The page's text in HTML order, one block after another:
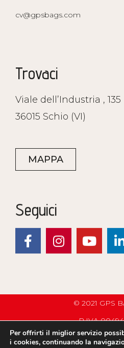
cv@gpsbags.com
Trovaci
Viale dell’Industria , 135
36015 Schio (VI)
MAPPA
Seguici
© 2021 GPS
P.IVA
PRIVACY
Per offrirti il miglior servizio
i cookies, continuando la